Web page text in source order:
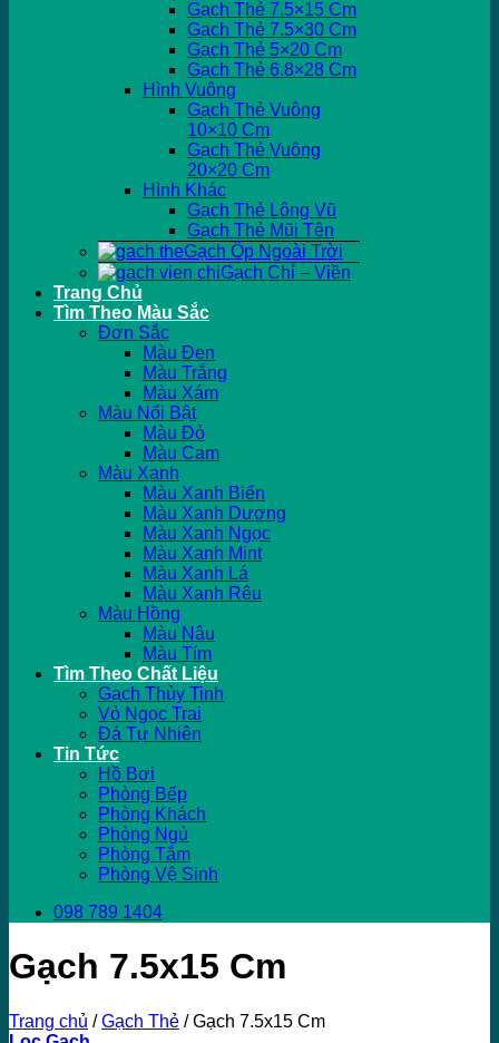
Gạch Thẻ 7.5×15 Cm
Gạch Thẻ 7.5×30 Cm
Gạch Thẻ 5×20 Cm
Gạch Thẻ 6.8×28 Cm
Hình Vuông
Gạch Thẻ Vuông
10×10 Cm
Gạch Thẻ Vuông
20×20 Cm
Hình Khác
Gạch Thẻ Lông Vũ
Gạch Thẻ Mũi Tên
Gạch Ốp Ngoài Trời
Gạch Chỉ – Viền
Trang Chủ
Tìm Theo Màu Sắc
Đơn Sắc
Màu Đen
Màu Trắng
Màu Xám
Màu Nổi Bật
Màu Đỏ
Màu Cam
Màu Xanh
Màu Xanh Biển
Màu Xanh Dương
Màu Xanh Ngọc
Màu Xanh Mint
Màu Xanh Lá
Màu Xanh Rêu
Màu Hồng
Màu Nâu
Màu Tím
Tìm Theo Chất Liệu
Gạch Thủy Tinh
Vỏ Ngọc Trai
Đá Tự Nhiên
Tin Tức
Hồ Bơi
Phòng Bếp
Phòng Khách
Phòng Ngủ
Phòng Tắm
Phòng Vệ Sinh
098 789 1404
Gạch 7.5x15 Cm
Trang chủ / Gạch Thẻ /Gạch 7.5x15 Cm